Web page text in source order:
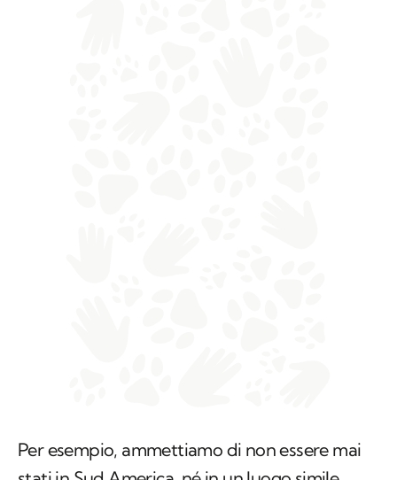
ragione ci sentiamo attratti da quel luogo e